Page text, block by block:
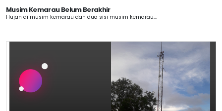
Musim Kemarau Belum Berakhir
Hujan di musim kemarau dan dua sisi musim kemarau...